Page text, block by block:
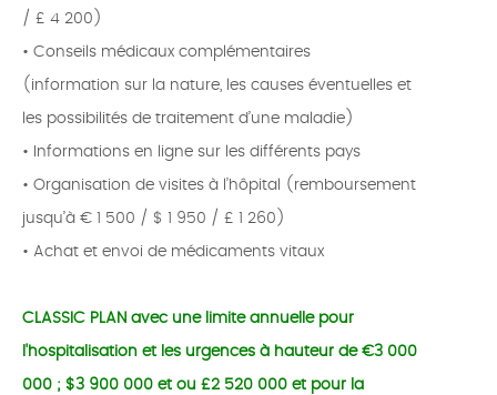
/ £ 4 200)
• Conseils médicaux complémentaires
(information sur la nature, les causes éventuelles et
les possibilités de traitement d’une maladie)
• Informations en ligne sur les différents pays
• Organisation de visites à l’hôpital (remboursement
jusqu’à € 1 500 / $ 1 950 / £ 1 260)
• Achat et envoi de médicaments vitaux
CLASSIC PLAN avec une limite annuelle pour
l'hospitalisation et les urgences à hauteur de €3 000
000 ; $3 900 000 et ou £2 520 000 et pour la